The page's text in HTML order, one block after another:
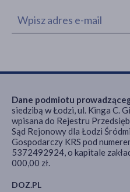
DOZ.PL
Dane podmiotu
siedzibą w Łodzi, ul. Kinga C.
wpisana do Rejestru
Sąd Rejonowy dla Łodzi
Gospodarczy KRS pod
5372492924, o kapitale
000,00 zł.